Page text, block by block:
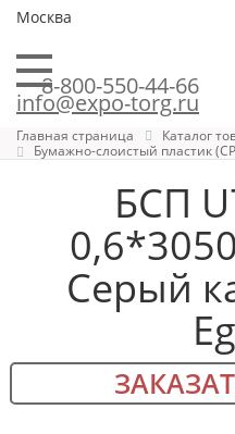
Москва
8-800-550-44-66
info@expo-torg.ru
Главная страница Каталог
Бумажно-слоистый пластик
БСП
Серый